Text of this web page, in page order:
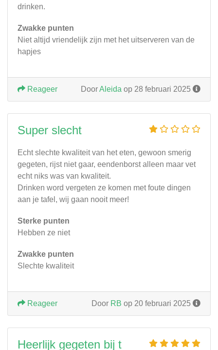
drinken.
Zwakke punten
Niet altijd vriendelijk zijn met het uitserveren van de
hapjes
DoorAleida op 28 februari 2025
Reageer
Super slecht
Echt slechte kwaliteit van het eten, gewoon smerig
gegeten, rijst niet gaar, eendenborst alleen maar vet
echt niks was van kwaliteit.
Drinken word vergeten ze komen met foute dingen
aan je tafel, wij gaan nooit meer!
Sterke punten
Hebben ze niet
Zwakke punten
Slechte kwaliteit
Door RB op 20 februari 2025
Reageer
Heerlijk gegeten bij t